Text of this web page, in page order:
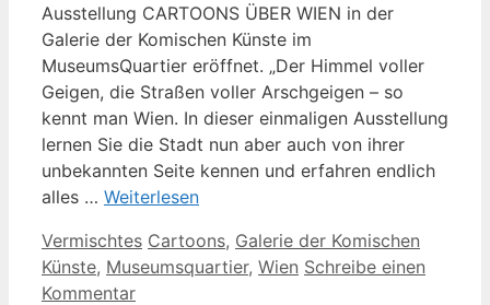
Ausstellung CARTOONS ÜBER WIEN in der
Galerie der Komischen Künste im
MuseumsQuartier eröffnet. „Der Himmel voller
Geigen, die Straßen voller Arschgeigen – so
kennt man Wien. In dieser einmaligen Ausstellung
lernen Sie die Stadt nun aber auch von ihrer
unbekannten Seite kennen und erfahren endlich
alles … Weiterlesen
Kategorien
Vermischtes Schlagwörter
Cartoons, Galerie der Komischen
Künste, Museumsquartier, Wien Schreibe einen
Kommentar